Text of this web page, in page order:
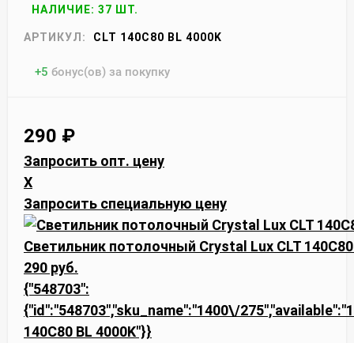
НАЛИЧИЕ: 37 ШТ.
АРТИКУЛ: CLT 140C80 BL 4000K
+5 бонус(ов) за покупку
290 ₽
Запросить опт. цену
X
Запросить специальную цену
Светильник потолочный Crystal Lux CLT 140C80
290 руб.
{"548703":
{"id":"548703","sku_name":"1400\/
140C80 BL 4000K"}}